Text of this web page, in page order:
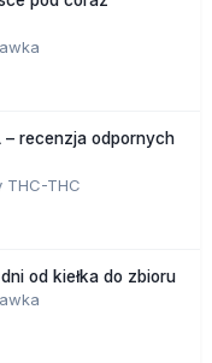
– recenzja odpornych
THC-THC
od kiełka do zbioru